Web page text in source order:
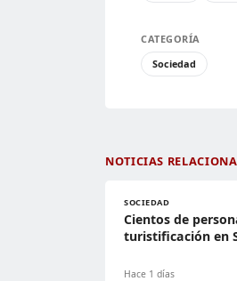
CATEGORÍA
Sociedad
NOTICIAS
SOCIEDAD
Cientos de
turistificación en
Hace 1 días